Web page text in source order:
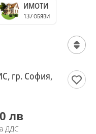
ИМОТИ
137ОБЯВИ
гр. София,
лв
ДДС